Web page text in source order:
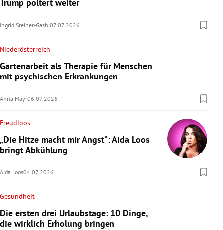
Trump poltert weiter
Ingrid Steiner-Gashi07.07.2026
Niederösterreich
Gartenarbeit als Therapie für Menschen
mit psychischen Erkrankungen
Anna Mayr06.07.2026
Freudloos
„Die Hitze macht mir Angst“: Aida Loos
bringt Abkühlung
Aida Loos04.07.2026
Gesundheit
Die ersten drei Urlaubstage: 10 Dinge,
die wirklich Erholung bringen